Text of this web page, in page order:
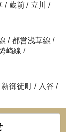
/ 蔵前 / 立川 /
/ 都営浅草線 /
崎線 /
新御徒町 / 入谷 /